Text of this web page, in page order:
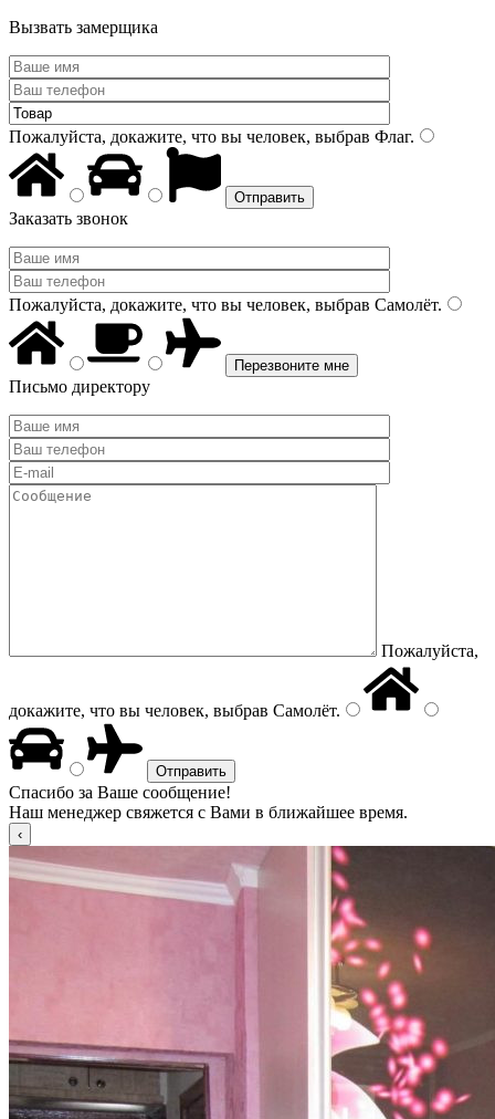
Вызвать замерщика
Пожалуйста, докажите, что вы человек, выбрав Флаг.
Заказать звонок
Пожалуйста, докажите, что вы человек, выбрав Самолёт.
Письмо директору
Пожалуйста,
докажите, что вы человек, выбрав Самолёт.
Спасибо за Ваше сообщение!
Наш менеджер свяжется с Вами в ближайшее время.